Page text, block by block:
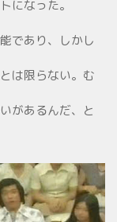
になった。
であり、しかし
は限らない。む
があるんだ、と